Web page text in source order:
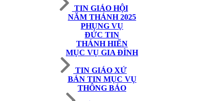
TIN GIÁO HỘI
NĂM THÁNH 2025
PHỤNG VỤ
ĐỨC TIN
THÁNH HIẾN
MỤC VỤ GIA ĐÌNH
TIN GIÁO XỨ
BẢN TIN MỤC VỤ
THÔNG BÁO